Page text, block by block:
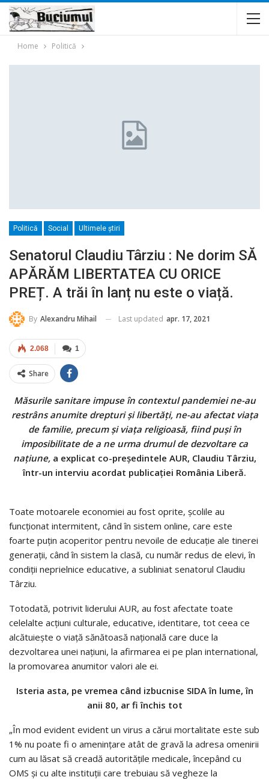
Home Politică
Politică Social Ultimele ştiri
Senatorul Claudiu Târziu : Ne dorim SĂ
APĂRĂM LIBERTATEA CU ORICE
PREȚ. A trăi în lanț nu este o viață.
By Alexandru Mihail Last updated apr. 17, 2021
1
2.068
Share
Măsurile sanitare impuse în contextul pandemiei ne-au
restrâns anumite drepturi și libertăți, ne-au afectat viața
de familie, precum și viața religioasă, fiind puși în
imposibilitate de a ne urma drumul de dezvoltare ca
națiune, a explicat co-președintele AUR, Claudiu Târziu,
într-un interviu acordat publicației România Liberă.
Toate motoarele economiei au fost oprite, școlile au
funcționat intermitent, când în sistem online, care este
foarte puțin acoperitor pentru nevoile de educație ale tinerei
generații, când în sistem la clasă, cu număr redus de elevi, în
condiții neprielnice educative, a subliniat senatorul Claudiu
Târziu.
Totodată, potrivit liderului AUR, au fost afectate toate
celelalte acțiuni culturale, educative, identitare, tot ceea ce
alcătuiește o viață sănătoasă națională care duce la
dezvoltarea unei națiuni, la afirmarea ei pe plan international,
la promovarea anumitor valori ale ei.
Isteria asta, pe vremea când izbucnise SIDA în lume, în
anii 80, ar fi închis tot
„În mod evident evident un virus a cărui mortalitate este sub
1% nu poate fi o amenințare atât de gravă la adresa omenirii
cum au lăsat să creadă autoritățile medicale, începând cu
OMS și cu alte instituții care trebuiau să vegheze la